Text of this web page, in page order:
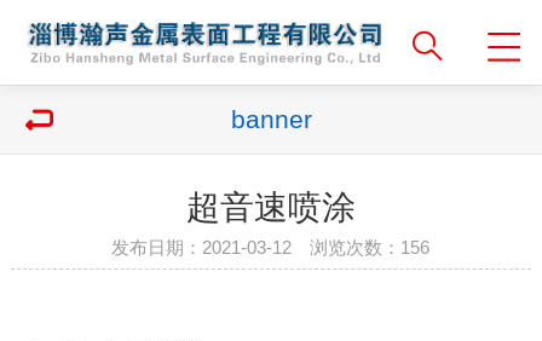
banner
超音速喷涂
发布日期：2021-03-12 浏览次数： 156